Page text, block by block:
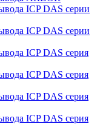
ICP DAS серии
ICP DAS серии
ICP DAS серия
ICP DAS серия
ICP DAS серия
ICP DAS серия